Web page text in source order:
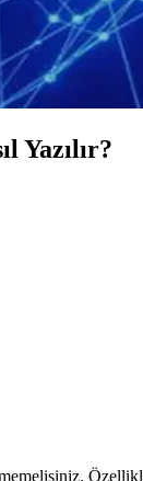
Yazılır?